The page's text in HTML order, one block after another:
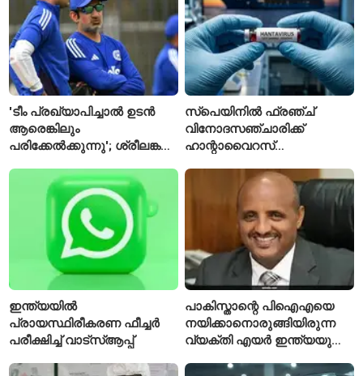
'ടീം പ്രഖ്യാപിച്ചാൽ ഉടൻ
ആരെങ്കിലും
പരിക്കേൽക്കുന്നു'; ശ്രീലങ്കൻ
ടീമിനെ കുറിച്ച് മുൻതാരം
സ്പെയിനിൽ ഫ്രഞ്ച്
വിനോദസഞ്ചാരിക്ക്
ഹാന്റാവൈറസ്
ഐസൊലേഷനിൽ
പ്രവേശിപ്പിച്ചു
ഇന്ത്യയിൽ
പ്രായസ്ഥിരീകരണ ഫീച്ചർ
പരീക്ഷിച്ച് വാട്‌സ്ആപ്പ്
പാകിസ്താന്റെ പിഐഎയെ
നയിക്കാനൊരുങ്ങിയിരുന്ന
വ്യക്തി എയർ ഇന്ത്യയുടെ